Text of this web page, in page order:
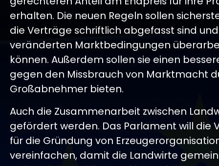
erhalten. Die neuen Regeln sollen
die Verträge schriftlich abgefasst sind
veränderten Marktbedingungen
können. Außerdem sollen sie einen
gegen den Missbrauch von Marktmacht
Großabnehmer bieten.
Auch die Zusammenarbeit zwischen
gefördert werden. Das Parlament will die
für die Gründung von
vereinfachen, damit die Landwirte